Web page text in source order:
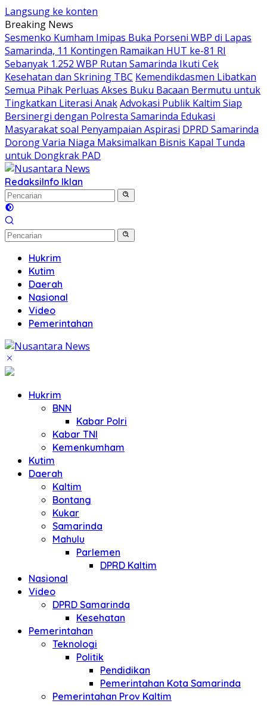
Langsung ke konten
Breaking News
Sesmenko Kumham Imipas Buka Porseni WBP di Lapas
Samarinda, 11 Kontingen Ramaikan HUT ke-81 RI
Sebanyak 1.252 WBP Rutan Samarinda Ikuti Cek
Kesehatan dan Skrining TBC Kemendikdasmen Libatkan
Semua Pihak Perluas Akses Buku Bacaan Bermutu untuk
Tingkatkan Literasi AnakAdvokasi Publik Kaltim Siap
Bersinergi dengan Polresta Samarinda Edukasi
Masyarakat soal Penyampaian Aspirasi DPRD Samarinda
Dorong Varia Niaga Maksimalkan Bisnis Kapal Tunda
untuk Dongkrak PAD
RedaksiInfo Iklan
Hukrim
Kutim
Daerah
Nasional
Video
Pemerintahan
Hukrim
BNN
Kabar Polri
Kabar TNI
Kemenkumham
Kutim
Daerah
Kaltim
Bontang
Kukar
Samarinda
Mahulu
Parlemen
DPRD Kaltim
Nasional
Video
DPRD Samarinda
Kesehatan
Pemerintahan
Teknologi
Politik
Pendidikan
Pemerintahan Kota Samarinda
Pemerintahan Prov Kaltim